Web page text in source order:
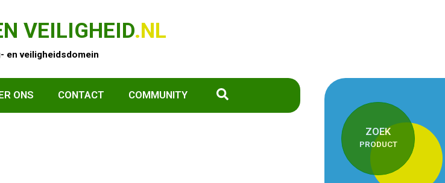
VEILIGHEID.NL
en veiligheidsdomein
ONS CONTACT COMMUNITY
ZOEK
PRODUCT